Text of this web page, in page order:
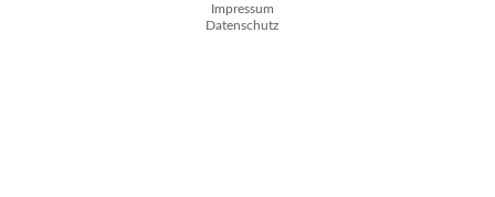
Impressum
Datenschutz